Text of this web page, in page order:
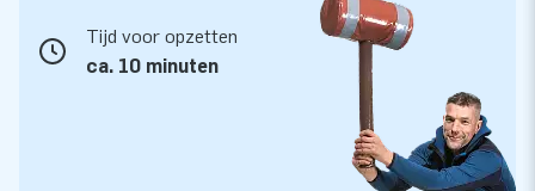
reparatieservice zijn wij al jarenlang een vertrouwde
producent in de wereld van opblaasbare producten. Onze
opblaasbare artikelen worden naar meer dan 75 landen
geëxporteerd. Durf jij de sprong te wagen?
Tijd voor opzetten
ca. 10 minuten